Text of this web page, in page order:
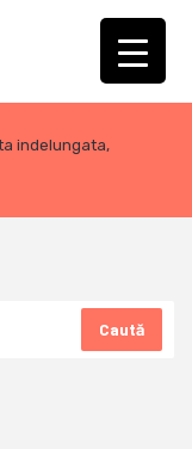
indelungata,
Caută